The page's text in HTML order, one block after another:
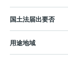
国土法届出要否
用途地域